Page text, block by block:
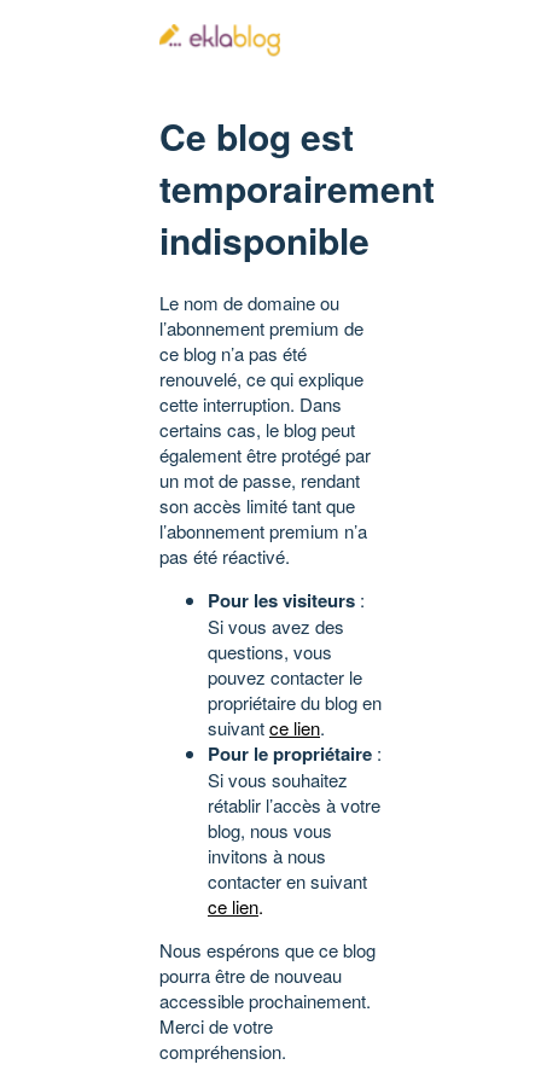
Ce blog est
temporairement
indisponible
Le nom de domaine ou
l’abonnement premium de
ce blog n’a pas été
renouvelé, ce qui explique
cette interruption. Dans
certains cas, le blog peut
également être protégé par
un mot de passe, rendant
son accès limité tant que
l’abonnement premium n’a
pas été réactivé.
Pour les visiteurs :
Si vous avez des
questions, vous
pouvez contacter le
propriétaire du blog en
suivantce lien.
Pour le propriétaire :
Si vous souhaitez
rétablir l’accès à votre
blog, nous vous
invitons à nous
contacter en suivant
ce lien.
Nous espérons que ce blog
pourra être de nouveau
accessible prochainement.
Merci de votre
compréhension.